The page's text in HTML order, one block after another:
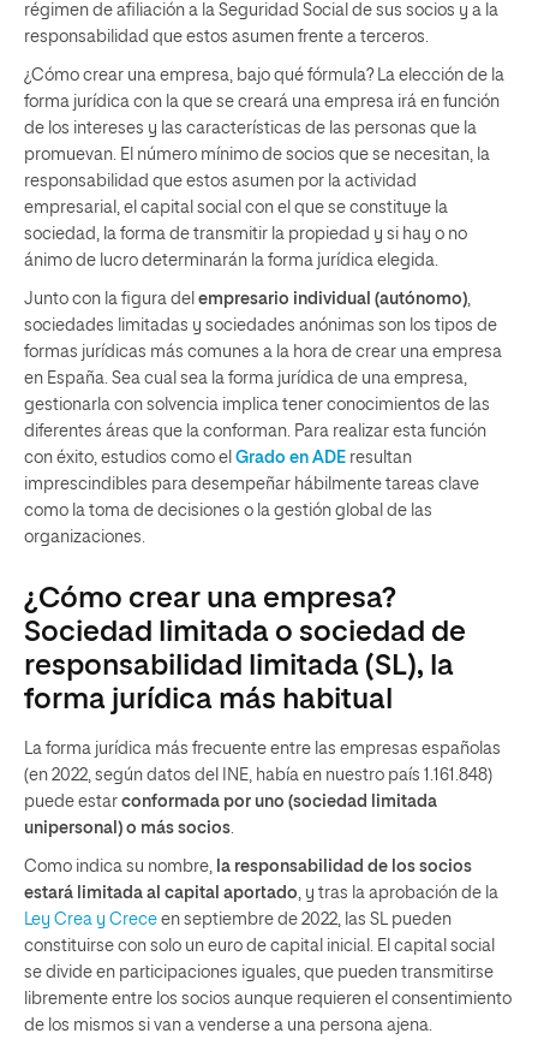
régimen de afiliación a la Seguridad Social de sus socios y a la
responsabilidad que estos asumen frente a terceros.
¿Cómo crear una empresa, bajo qué fórmula? La elección de la
forma jurídica con la que se creará una empresa irá en función
de los intereses y las características de las personas que la
promuevan. El número mínimo de socios que se necesitan, la
responsabilidad que estos asumen por la actividad
empresarial, el capital social con el que se constituye la
sociedad, la forma de transmitir la propiedad y si hay o no
ánimo de lucro determinarán la forma jurídica elegida.
Junto con la figura del empresario individual (autónomo)
sociedades limitadas y sociedades anónimas son los tipos de
formas jurídicas más comunes a la hora de crear una empresa
en España. Sea cual sea la forma jurídica de una empresa,
gestionarla con solvencia implica tener conocimientos de las
diferentes áreas que la conforman. Para realizar esta función
con éxito, estudios como el Grado en ADE resultan
imprescindibles para desempeñar hábilmente tareas clave
como la toma de decisiones o la gestión global de las
organizaciones.
¿Cómo crear una empresa?
Sociedad limitada o sociedad de
responsabilidad limitada (SL), la
forma jurídica más habitual
La forma jurídica más frecuente entre las empresas españolas
(en 2022, según datos del INE, había en nuestro país 1.161.848)
puede estar conformada por uno (sociedad limitada
unipersonal) o más socios
Como indica su nombre,
la responsabilidad de los socios
estará limitada al capital aportado , y tras la aprobación de la
Ley Crea y Crece en septiembre de 2022, las SL pueden
constituirse con solo un euro de capital inicial. El capital social
se divide en participaciones iguales, que pueden transmitirse
libremente entre los socios aunque requieren el consentimiento
de los mismos si van a venderse a una persona ajena.